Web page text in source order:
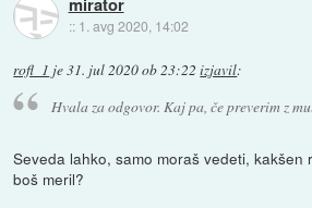
:: 1. avg 2020, 14:02
rofl_1 je31. jul 2020 ob 23:22 izjavil:
Hvala za odgovor. Kaj pa, če preverim z
Seveda lahko, samo moraš vedeti, kakšen
boš meril?